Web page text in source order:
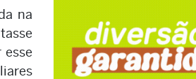
na
esse